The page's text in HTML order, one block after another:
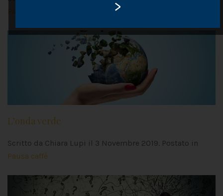
L’onda verde
Scritto da Chiara Lupi il 3 Novembre 2019. Postato in
Pausa caffè
>